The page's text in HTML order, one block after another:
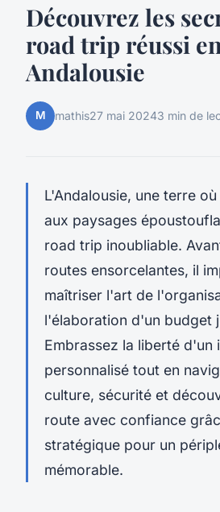
Découvrez les
road trip réussi en
Andalousie
M mathis27 mai 20243 min de
L'Andalousie, une terre
aux paysages
road trip inoubliable.
routes ensorcelantes, il
maîtriser l'art de
l'élaboration d'un budget
Embrassez la liberté d'un
personnalisé tout en
culture, sécurité et
route avec confiance
stratégique pour un
mémorable.